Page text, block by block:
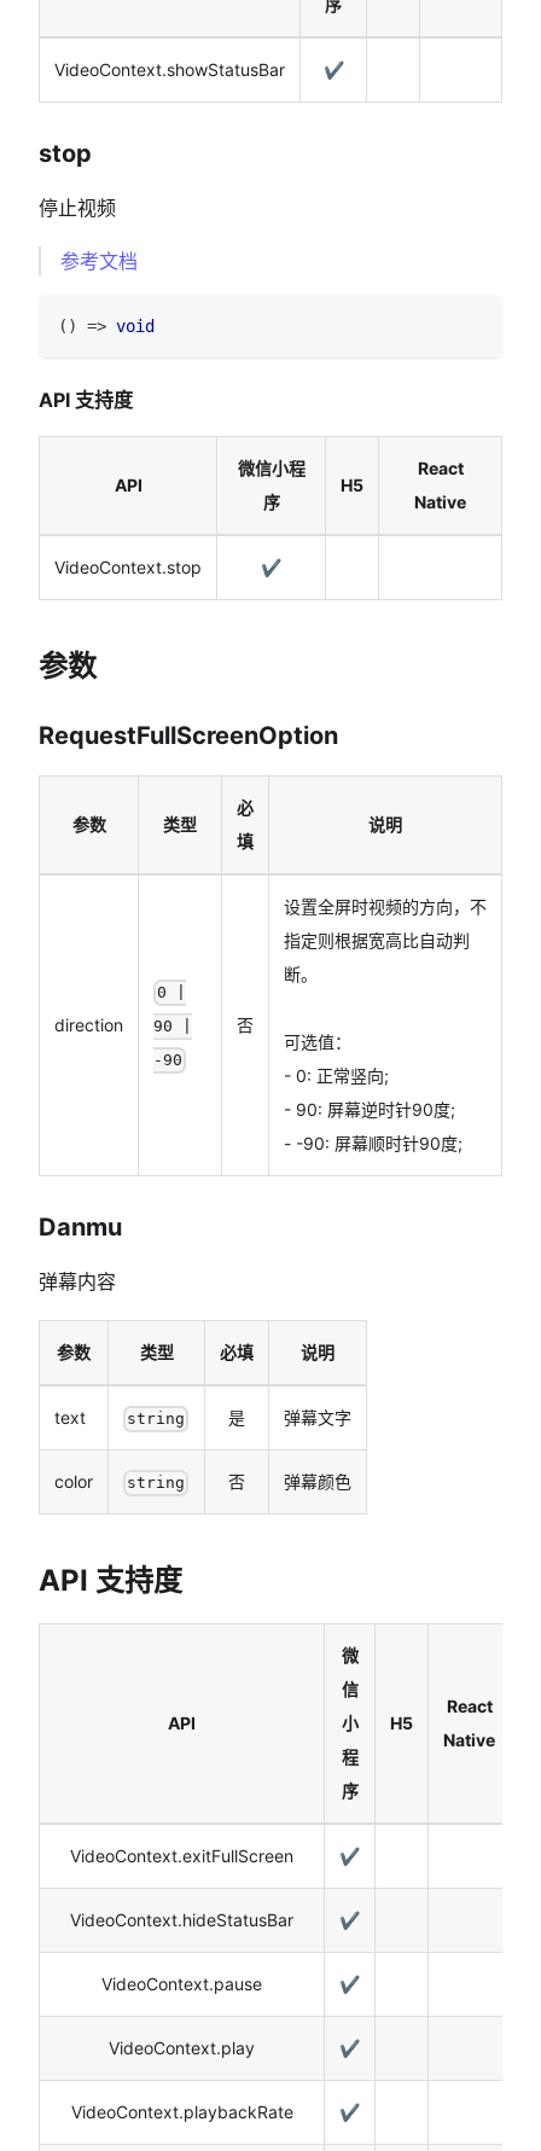
VideoContext.showStatusBar ✔️
stop
停止视频
参考文档
( ) => void
API 支持度
API
微信小程
序
H5
React
Native
VideoContext.stop ✔️
参数
RequestFullScreenOption
参数 类型
必
填
说明
direction
0 |
90 |
-90
否
设置全屏时视频的方向，不
指定则根据宽高比自动判
断。
可选值：
- 0: 正常竖向;
- 90: 屏幕逆时针90度;
- -90: 屏幕顺时针90度;
Danmu
弹幕内容
参数 类型 必填 说明
text string 是 弹幕文字
color string 否 弹幕颜色
API 支持度
API
微
信
小
程
序
H5
React
Native
VideoContext.exitFullScreen ✔️
VideoContext.hideStatusBar ✔️
VideoContext.pause ✔️
VideoContext.play ✔️
VideoContext.playbackRate ✔️